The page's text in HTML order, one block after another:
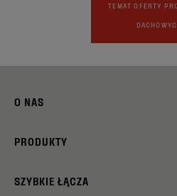
TEMAT OFERTY
O NAS
PRODUKTY
SZYBKIE ŁĄCZA